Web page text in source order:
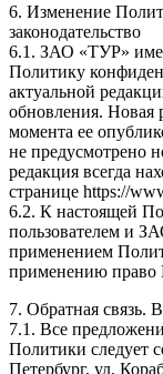
6. Изменение
законодательство
6.1. ЗАО «ТУР»
Политику
актуальной
обновления. Новая
момента ее
не предусмотрено
редакция всегда
странице https://
6.2. К настоящей
пользователем и
применением
применению право
7. Обратная связь.
7.1. Все
Политики следует
Петербург, ул.